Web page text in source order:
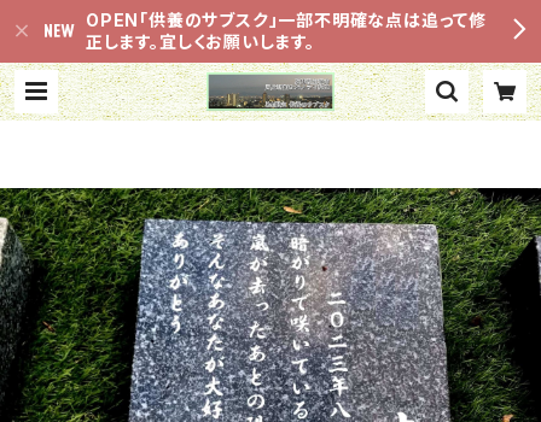
OPEN「供養のサブスク」一部不明確な点は追って修
正します。宜しくお願いします。